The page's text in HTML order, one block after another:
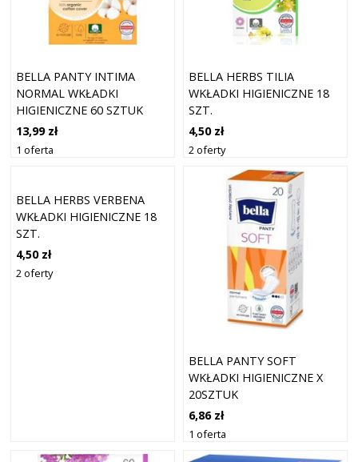
BELLA PANTY INTIMA
NORMAL WKŁADKI
HIGIENICZNE 60 SZTUK
13,99 zł
1 oferta
BELLA HERBS TILIA
WKŁADKI HIGIENICZNE 18
SZT.
4,50 zł
2 oferty
BELLA HERBS VERBENA
WKŁADKI HIGIENICZNE 18
SZT.
4,50 zł
2 oferty
BELLA PANTY SOFT
WKŁADKI HIGIENICZNE X
20SZTUK
6,86 zł
1 oferta